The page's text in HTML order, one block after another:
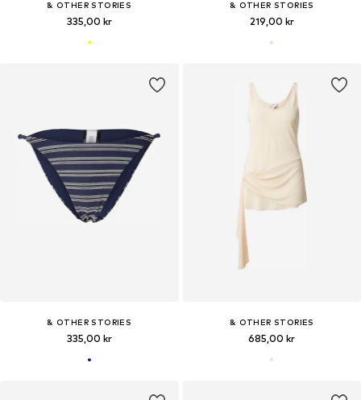
& OTHER STORIES
335,00 kr
& OTHER STORIES
219,00 kr
& OTHER STORIES
335,00 kr
& OTHER STORIES
685,00 kr